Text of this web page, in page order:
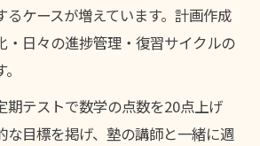
るケースが増えています。計画作成
・日々の進捗管理・復習サイクルの
期テストで数学の点数を20点上げ
な目標を掲げ、塾の講師と一緒に週